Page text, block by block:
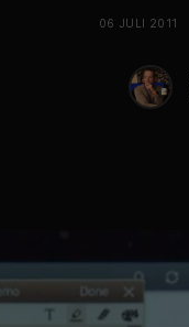
06 JULI 2011